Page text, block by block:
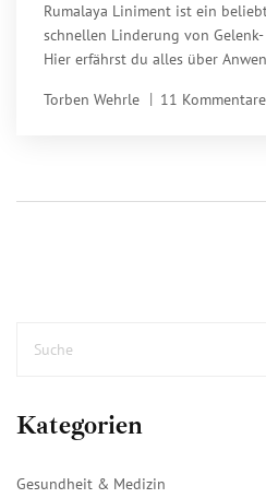
Rumalaya Liniment ist ein
schnellen Linderung von
Hier erfährst du alles über
Torben Wehrle
11 Kommentare
Kategorien
Gesundheit & Medizin